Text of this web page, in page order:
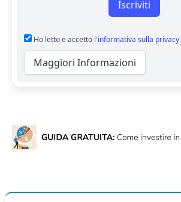
Iscriviti
Ho letto e accetto l'informativa sulla privacy
Maggiori Informazioni